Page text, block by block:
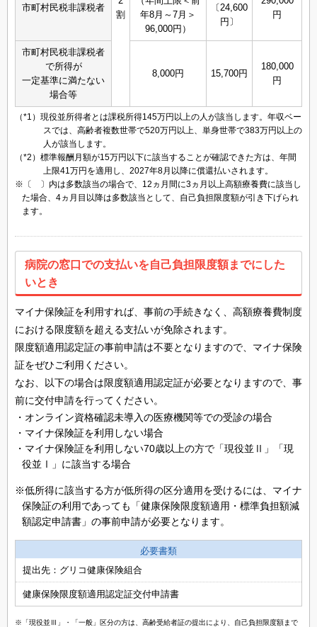
割
市町村民税非課税者
年8月～7月＞
96,000円）
〔24,600
円〕
円
市町村民税非課税者
で所得が
一定基準に満たない
場合等
8,000円 15,700円
180,000
円
（*1）現役並所得者とは課税所得145万円以上の人が該当します。年収ベー
スでは、高齢者複数世帯で520万円以上、単身世帯で383万円以上の
人が該当します。
（*2）標準報酬月額が15万円以下に該当することが確認できた方は、年間
上限41万円を適用し、2027年8月以降に償還払いされます。
※〔 〕内は多数該当の場合で、12ヵ月間に3ヵ月以上高額療養費に該当し
た場合、4ヵ月目以降は多数該当として、自己負担限度額が引き下げられ
ます。
病院の窓口での支払いを自己負担限度額までにした
いとき
マイナ保険証を利用すれば、事前の手続きなく、高額療養費制度
における限度額を超える支払いが免除されます。
限度額適用認定証の事前申請は不要となりますので、マイナ保険
証をぜひご利用ください。
なお、以下の場合は限度額適用認定証が必要となりますので、事
前に交付申請を行ってください。
・オンライン資格確認未導入の医療機関等での受診の場合
・マイナ保険証を利用しない場合
・マイナ保険証を利用しない70歳以上の方で「現役並Ⅱ」「現
役並Ⅰ」に該当する場合
※低所得に該当する方が低所得の区分適用を受けるには、マイナ
保険証の利用であっても「健康保険限度額適用・標準負担額減
額認定申請書」の事前申請が必要となります。
必要書類
提出先：グリコ健康保険組合
健康保険限度額適用認定証交付申請書
※「現役並Ⅲ」・「一般」区分の方は、高齢受給者証の提出により、自己負担限度額まで